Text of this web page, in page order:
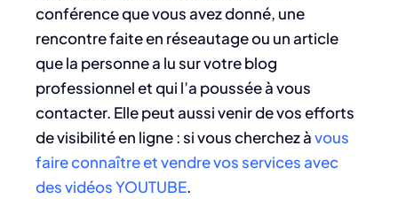
conférence que vous avez donné, une
rencontre faite en réseautage ou un article
que la personne a lu sur votre blog
professionnel et qui l’a poussée à vous
contacter. Elle peut aussi venir de vos efforts
de visibilité en ligne : si vous cherchez àvous
faire connaître et vendre vos services avec
des vidéos YOUTUBE.